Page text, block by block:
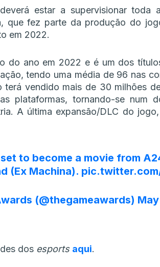
estar a supervisionar toda
que fez parte da produção do
em 2022.
do ano em 2022 e é um dos
tendo uma média de 96 nas
vendido mais de 30 milhões
plataformas, tornando-se num
A última expansão/DLC do
set to become a movie from
(Ex Machina).
(@thegameawards)
dos esports aqui.